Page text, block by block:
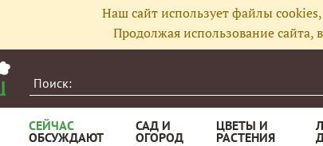
Наш сайт использует файлы
Продолжая использование сайта,
СЕЙЧАС
ОБСУЖДАЮТ
САД И
ОГОРОД
ЦВЕТЫ И
РАСТЕНИЯ